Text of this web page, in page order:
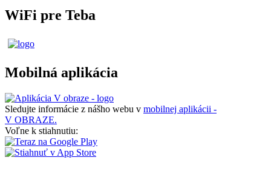
WiFi pre Teba
Mobilná aplikácia
Sledujte informácie z nášho webu v mobilnej aplikácii -
V OBRAZE.
Voľne k stiahnutiu: